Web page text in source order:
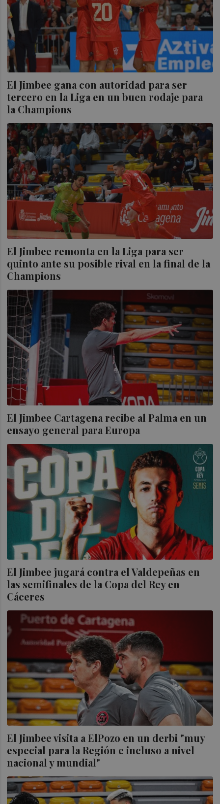
El Jimbee gana con autoridad para ser
tercero en la Liga en un buen rodaje para
la Champions
El Jimbee remonta en la Liga para ser
quinto ante su posible rival en la final de la
Champions
El Jimbee Cartagena recibe al Palma en un
ensayo general para Europa
El Jimbee jugará contra el Valdepeñas en
las semifinales de la Copa del Rey en
Cáceres
El Jimbee visita a ElPozo en un derbi "muy
especial para la Región e incluso a nivel
nacional y mundial"